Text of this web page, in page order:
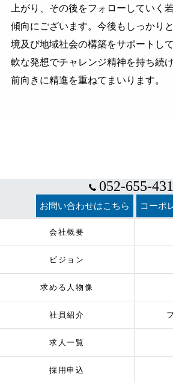
上がり、その後をフォローしていく
傾向にございます。今後もしっかり
境及び地域社会の構築をサポートし
軟な発想でチャレンジ精神を持ち続
前向きに精進を重ねてまいります。
052-655-
お問い合わせはこちら コーポ
会社概要
ビジョン
求める人物像
社員紹介
求人一覧
採用申込